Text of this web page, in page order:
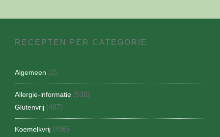
RECEPTEN PER CATEGORIE
Algemeen (2)
Allergie-informatie (538)
Glutenvrij (487)
Koemelkvrij (496)